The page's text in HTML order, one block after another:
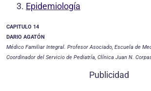
Epidemiología
CAPITULO 14
DARIO AGATÓN
Médico Familiar Integral. Profesor Asociado, Escuela de
Coordinador del Servicio de Pediatría, Clínica Juan N.
Publicidad